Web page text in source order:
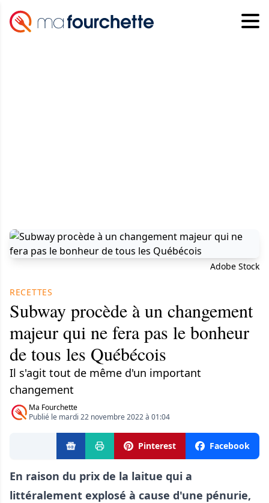
Adobe Stock
RECETTES
Subway procède à un changement
majeur qui ne fera pas le bonheur
de tous les Québécois
Il s'agit tout de même d'un important
changement
Ma Fourchette
Publié le mardi 22 novembre 2022 à 01:04
Pinterest Facebook
En raison du prix de la laitue qui a
littéralement explosé à cause d'une pénurie,